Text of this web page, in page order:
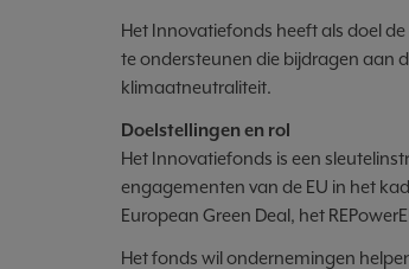
Het Innovatiefonds heeft als doel
te ondersteunen die bijdragen aan
klimaatneutraliteit.
Doelstellingen en rol
Het Innovatiefonds is een
engagementen van de EU in het
European Green Deal, het
Het fonds wil ondernemingen